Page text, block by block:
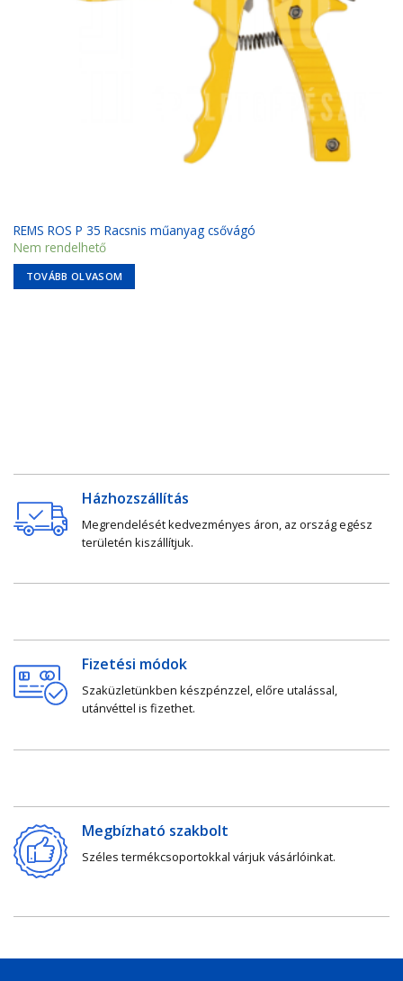
REMS ROS P 35 Racsnis műanyag csővágó
Nem rendelhető
TOVÁBB OLVASOM
Házhozszállítás
Megrendelését kedvezményes áron, az ország egész
területén kiszállítjuk.
Fizetési módok
Szaküzletünkben készpénzzel, előre utalással,
utánvéttel is fizethet.
Megbízható szakbolt
Széles termékcsoportokkal várjuk vásárlóinkat.